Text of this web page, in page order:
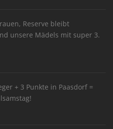
Reserve bleibt
unsere Mädels mit super 3.
+ 3 Punkte in Paasdorf =